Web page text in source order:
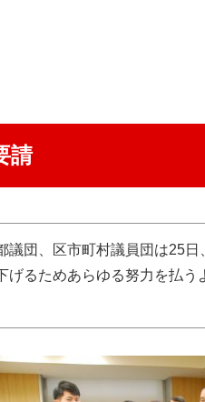
請
団、区市町村議員団は25日
げるためあらゆる努力を払う